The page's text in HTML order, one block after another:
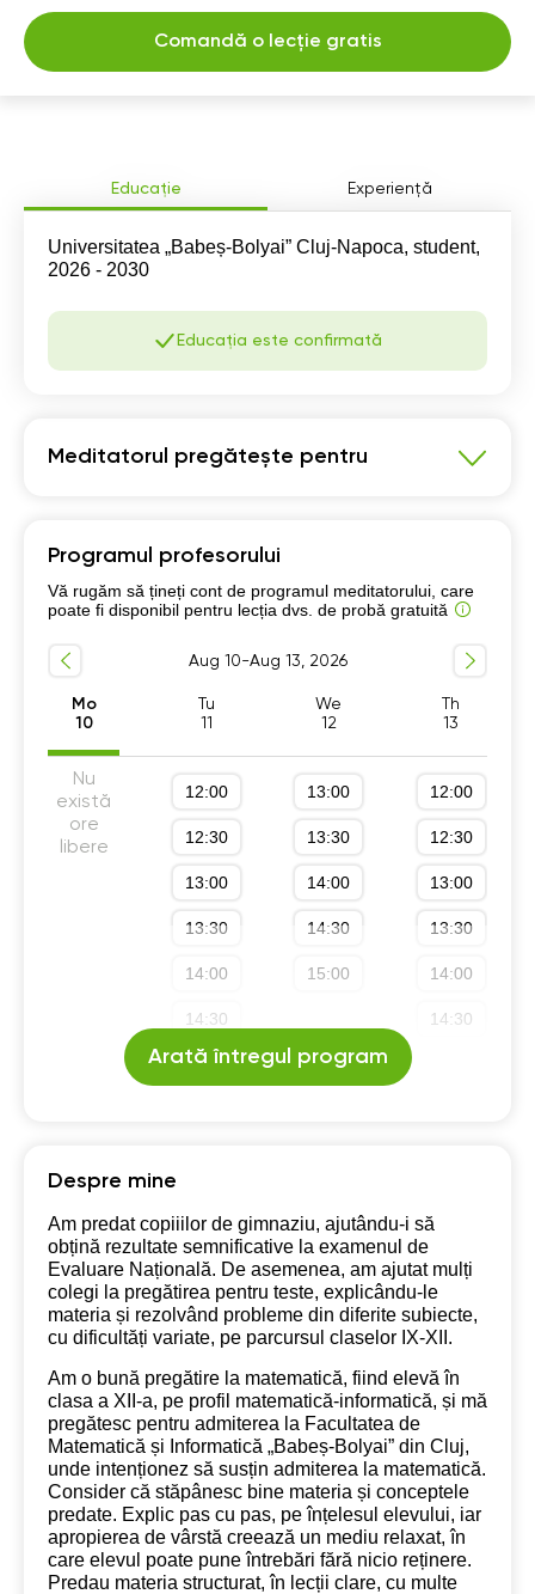
Educație Experiență
Universitatea „Babeș-Bolyai” Cluj-Napoca, student,
2026 - 2030
Educația este confirmată
Meditatorul pregătește pentru
Pregatire Bacalaureat
Programul școlar clasele 1-12
Program școlar clasele 5-8
Program școlar clasele 9-12
Programul profesorului
Vă rugăm să țineți cont de programul meditatorului, care
poate fi disponibil pentru lecția dvs. de probă gratuită
Aug 10-Aug 13, 2026
Mo
10
Tu
11
We
12
Th
13
Nu
există
ore
libere
12:00
12:30
13:00
13:30
14:00
14:30
15:00
13:00
13:30
14:00
14:30
15:00
12:00
12:30
13:00
13:30
14:00
14:30
Arată întregul program
Despre mine
Am predat copiiilor de gimnaziu, ajutându-i să
obțină rezultate semnificative la examenul de
Evaluare Națională. De asemenea, am ajutat mulți
colegi la pregătirea pentru teste, explicându-le
materia și rezolvând probleme din diferite subiecte,
cu dificultăți variate, pe parcursul claselor IX-XII.
Am o bună pregătire la matematică, fiind elevă în
clasa a XII-a, pe profil matematică-informatică, și mă
pregătesc pentru admiterea la Facultatea de
Matematică și Informatică „Babeș-Bolyai” din Cluj,
unde intenționez să susțin admiterea la matematică.
Consider că stăpânesc bine materia și conceptele
predate. Explic pas cu pas, pe înțelesul elevului, iar
apropierea de vârstă creează un mediu relaxat, în
care elevul poate pune întrebări fără nicio reținere.
Predau materia structurat, în lecții clare, cu multe
Comandă o lecție gratis